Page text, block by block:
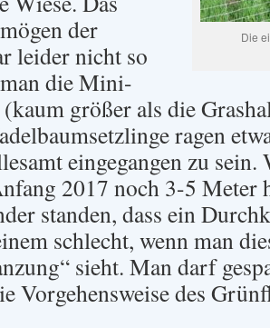
Die
der
leider nicht so
die Mini-
größer als die
ragen
eingegangen zu sein.
2017 noch 3-5 Meter
standen, dass ein
schlecht, wenn man
sieht. Man darf
Vorgehensweise des